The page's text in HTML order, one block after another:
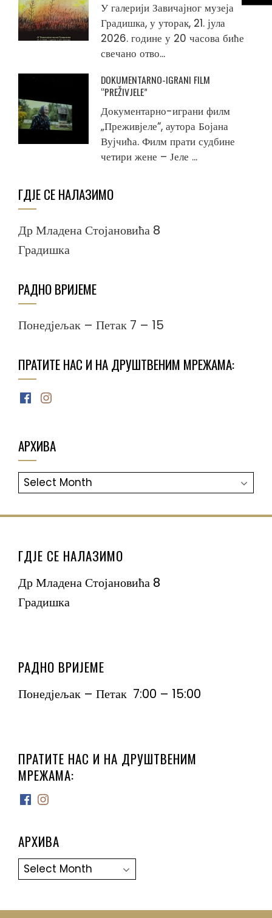
У галерији Завичајног музеја
Градишка, у уторак, 21. јула
2026. године у 20 часова биће
свечано отво...
DOKUMENTARNO-IGRANI FILM
“PREŽIVJELE”
Документарно-играни филм
„Преживјеле“, аутора Бојана
Вујчића. Филм прати судбине
четири жене – Јеле ...
ГДЈЕ СЕ НАЛАЗИМО
Др Младена Стојановића 8
Градишка
РАДНО ВРИЈЕМЕ
Понедјељак – Петак 7 – 15
ПРАТИТЕ НАС И НА ДРУШТВЕНИМ МРЕЖАМА:
Facebook
Instagram
АРХИВА
АРХИВА
ГДЈЕ СЕ НАЛАЗИМО
Др Младена Стојановића 8
Градишка
РАДНО ВРИЈЕМЕ
Понедјељак – Петак 7:00 – 15:00
ПРАТИТЕ НАС И НА ДРУШТВЕНИМ
МРЕЖАМА:
Facebook
Instagram
АРХИВА
Архива